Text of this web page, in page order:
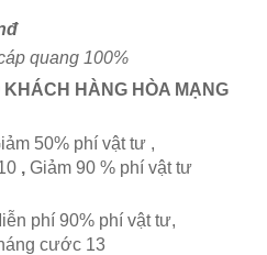
quang 100%
HÀNG HÒA MẠNG
50% phí vật tư ,
, Giảm 90 % phí vật tư
phí 90% phí vật tư,
cước 13